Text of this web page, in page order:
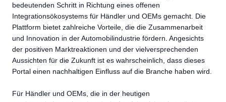
bedeutenden Schritt in Richtung eines offenen
Integrationsökosystems für Händler und OEMs gemacht. Die
Plattform bietet zahlreiche Vorteile, die die Zusammenarbeit
und Innovation in der Automobilindustrie fördern. Angesichts
der positiven Marktreaktionen und der vielversprechenden
Aussichten für die Zukunft ist es wahrscheinlich, dass dieses
Portal einen nachhaltigen Einfluss auf die Branche haben wird.
Für Händler und OEMs, die in der heutigen